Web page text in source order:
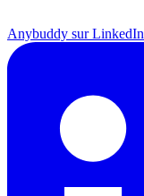
Anybuddy sur LinkedIn